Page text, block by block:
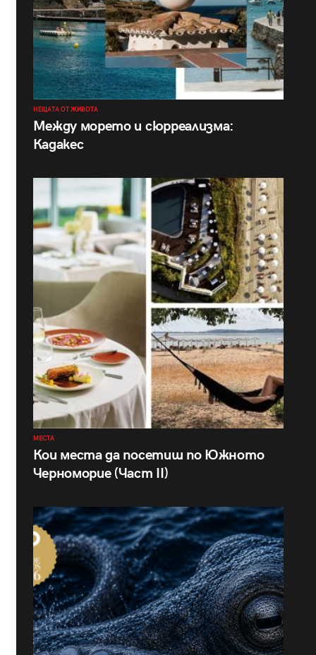
НЕЩАТА ОТ ЖИВОТА
Между морето и сюрреализма:
Кадакес
МЕСТА
Кои места да посетиш по Южното
Черноморие (Част II)